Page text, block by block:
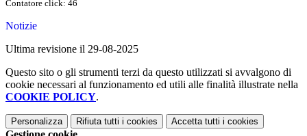
Contatore click: 46
Notizie
Ultima revisione il 29-08-2025
Questo sito o gli strumenti terzi da questo utilizzati si avvalgono di
cookie necessari al funzionamento ed utili alle finalità illustrate nella
COOKIE POLICY.
Personalizza Rifiuta tutti i cookies Accetta tutti i cookies